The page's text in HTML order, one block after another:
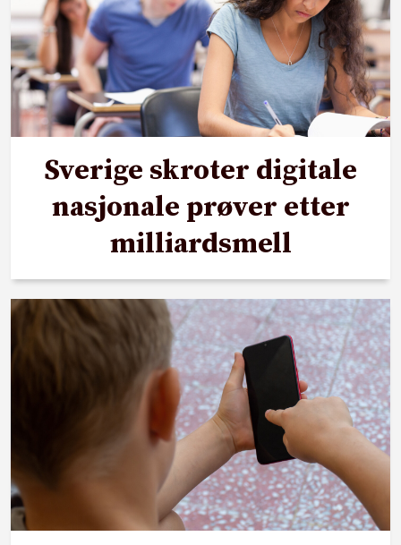
Sverige skroter digitale
nasjonale prøver etter
milliardsmell